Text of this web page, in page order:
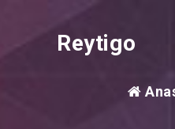
Reytigo